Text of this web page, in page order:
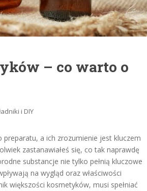
– co warto o
i DIY
preparatu, a ich zrozumienie jest kluczem
zastanawiałeś się, co tak naprawdę
substancje nie tylko pełnią kluczowe
na wygląd oraz właściwości
większości kosmetyków, musi spełniać